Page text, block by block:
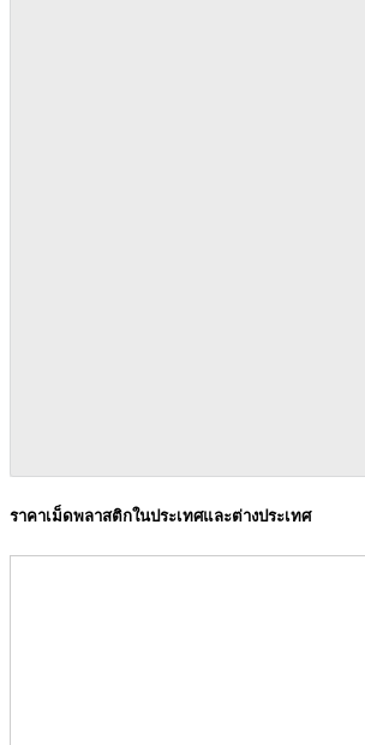
ราคาเม็ดพลาสติกในประเทศและต่างประเทศ